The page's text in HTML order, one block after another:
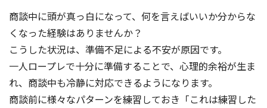
商談中に頭が真っ白になって、何を言えばいいか分からな
くなった経験はありませんか？
こうした状況は、準備不足による不安が原因です。
一人ロープレで十分に準備することで、心理的余裕が生ま
れ、商談中も冷静に対応できるようになります。
商談前に様々なパターンを練習しておき「これは練習した